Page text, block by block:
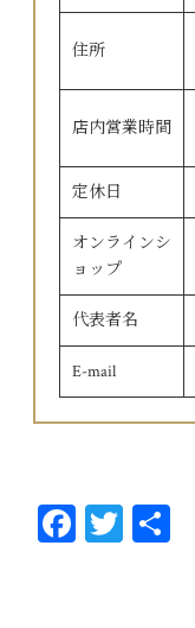
住所
店内営業時間
定休日
オンラインシ
ョップ
代表者名
E-mail
Fa T